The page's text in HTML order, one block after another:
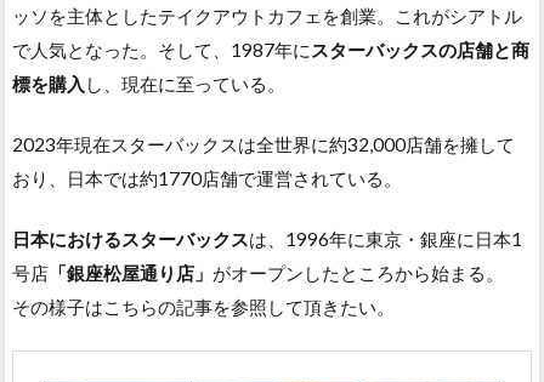
ッソを主体としたテイクアウトカフェを創業。これがシアトル
で人気となった。そして、1987年に スターバックスの店舗と商
標を購入 し、現在に至っている。
2023年現在スターバックスは全世界に約32,000店舗を擁して
おり、日本では約1770店舗で運営されている。
日本におけるスターバックスは、1996年に東京・銀座に日本1
号店 「銀座松屋通り店」 がオープンしたところから始まる。
その様子はこちらの記事を参照して頂きたい。